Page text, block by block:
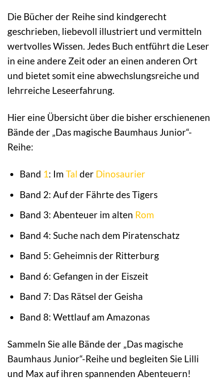
Die Bücher der Reihe sind kindgerecht
geschrieben, liebevoll illustriert und vermitteln
wertvolles Wissen. Jedes Buch entführt die Leser
in eine andere Zeit oder an einen anderen Ort
und bietet somit eine abwechslungsreiche und
lehrreiche Leseerfahrung.
Hier eine Übersicht über die bisher erschienenen
Bände der „Das magische Baumhaus Junior“-
Reihe:
Band 1: Im Tal der Dinosaurier
Band 2: Auf der Fährte des Tigers
Band 3: Abenteuer im alten Rom
Band 4: Suche nach dem Piratenschatz
Band 5: Geheimnis der Ritterburg
Band 6: Gefangen in der Eiszeit
Band 7: Das Rätsel der Geisha
Band 8: Wettlauf am Amazonas
Sammeln Sie alle Bände der „Das magische
Baumhaus Junior“-Reihe und begleiten Sie Lilli
und Max auf ihren spannenden Abenteuern!